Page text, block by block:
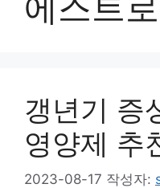
갱년기 증
영양제 추
2023-08-17 작성자: